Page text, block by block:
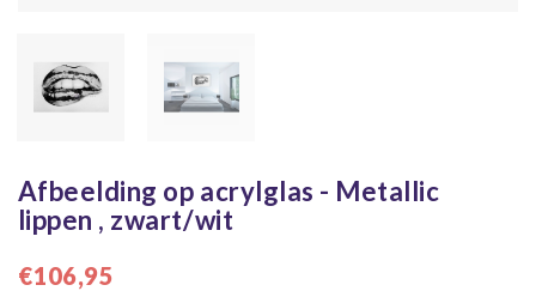
Afbeelding op acrylglas - Metallic
lippen , zwart/wit
€106,95